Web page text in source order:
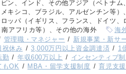
ン、インド、その他アジア（ベトナ
キシコ、ブラジル、アルゼンチン等
ッパ（イギリス、フランス、ドイツ
アフリカ等）、その他の海外
海
管理職・マネジャー 新規事業・新サ
祝休み 3,000万円以上資金調達済 1
勤 年収600万以上 インセンティブ
もOK MBA・留学支援制度 育児支